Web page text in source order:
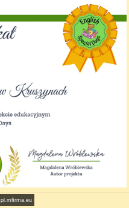
pl.mfirma.eu